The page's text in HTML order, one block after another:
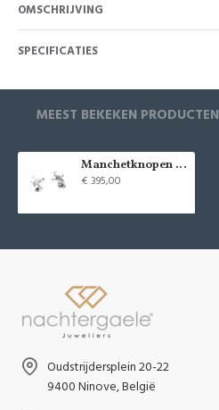
OMSCHRIJVING
SPECIFICATIES
MEEST BEKEKEN PRODUCTEN
Manchetknopen zilveren privé jet - 13852
€ 395,00
Oudstrijdersplein 20-22
9400 Ninove, België